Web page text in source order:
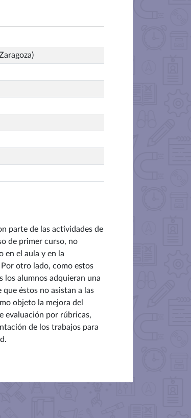
parte de las actividades de
de primer curso, no
en el aula y en la
otro lado, como estos
los alumnos adquieran una
éstos no asistan a las
objeto la mejora del
evaluación por rúbricas,
de los trabajos para